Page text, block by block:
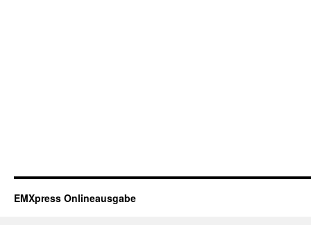
EMXpress Onlineausgabe